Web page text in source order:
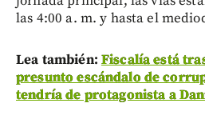
las 4:00 a. m. y hasta el
Lea también: Fiscalía está
presunto escándalo de
tendría de protagonista a